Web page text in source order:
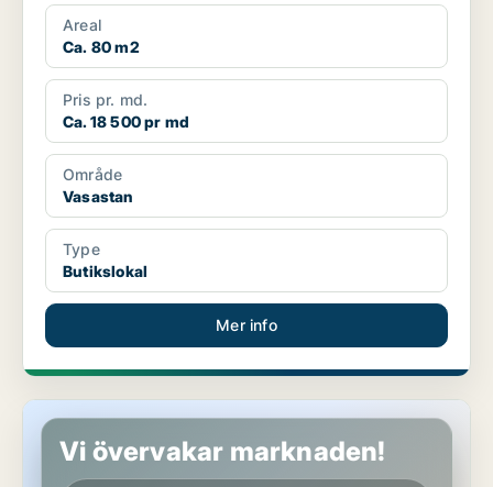
Areal
Ca. 80 m2
Pris pr. md.
Ca. 18 500 pr md
Område
Vasastan
Type
Butikslokal
Mer info
Butikslokal på Kungsholmen
Vi övervakar marknaden!